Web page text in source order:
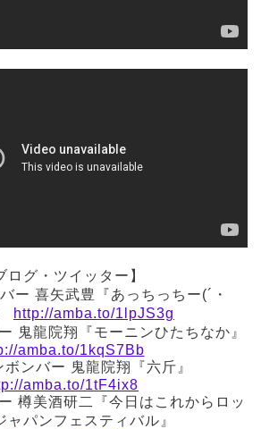
ログ・ツイッター】
ー 喜矢武豊『あっちっちー(´・
http://amba.to/1lpJS3g
鬼龍院翔『モーニンひたちなか』
amba.to/1kqS7Bb
ボンバー 鬼龍院翔『六斤』
amba.to/1tF4ix8
樽美酒研二『今日はこれからロッ
ャパンフェスティバル』